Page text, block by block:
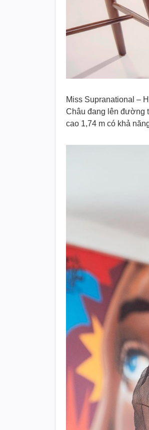
Miss Supranational –
Châu đang lên đường
cao 1,74 m có khả